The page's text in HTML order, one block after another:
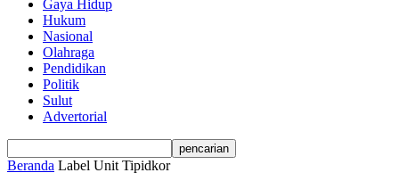
Gaya Hidup
Hukum
Nasional
Olahraga
Pendidikan
Politik
Sulut
Advertorial
Beranda Label Unit Tipidkor